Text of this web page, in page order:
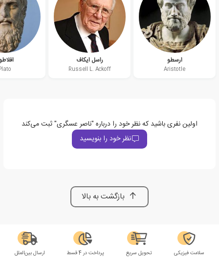
ارسطو
Aristotle
راسل ایکاف
Russell L. Ackoff
اولین نفری باشید که نظر خود را درباره "ناصر عسگری" ثبت می‌کند
نظر خود را بنویسید
بازگشت به بالا
سلامت فیزیکی تحویل سریع پرداخت در 4 قسط ارسال بین‌الملل